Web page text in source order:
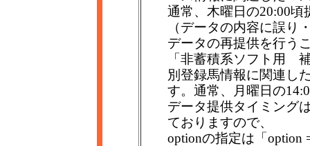
通常、木曜日の20:00頃
（データの内容に誤り
データの再提供を行う
「非蓄積系ソフト用
別登録馬情報に関連し
す。通常、月曜日の
データ提供タイミング
ておりますので、
optionの指定は「